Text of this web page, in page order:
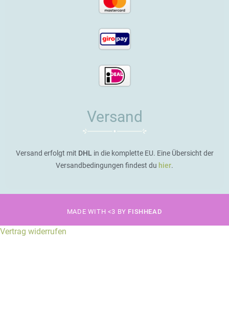
Versand
Versand erfolgt mit DHL in die komplette EU. Eine Übersicht der
Versandbedingungen findest du hier.
MADE WITH <3 BY FISHHEAD
Vertrag widerrufen